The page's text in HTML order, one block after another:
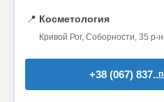
📍 Косметология
Кривой Рог, Соборности, 35 р-
+38 (067) 837..